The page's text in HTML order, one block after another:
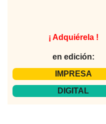
¡ Adquiérela !
en edición:
IMPRESA
DIGITAL